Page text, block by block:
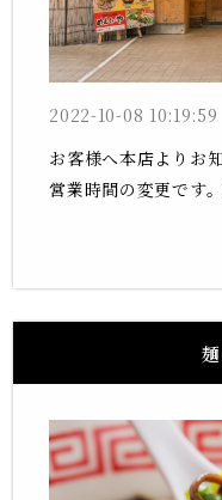
2022-10-08 10:19:59
お客様へ本店よりお
営業時間の変更です